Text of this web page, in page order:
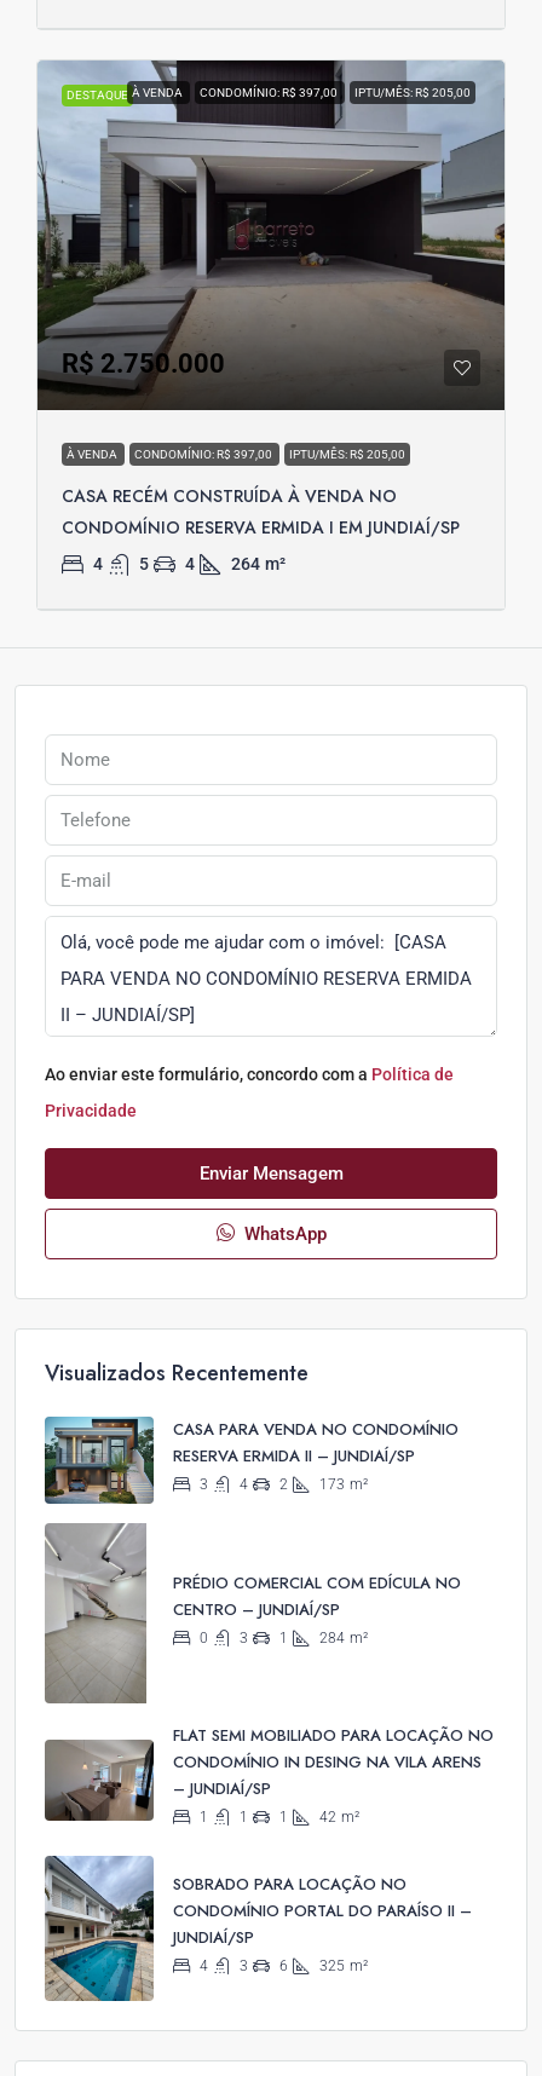
DESTAQUE À VENDA CONDOMÍNIO: R$ 397,00 IPTU/MÊS: R$ 205,00
R$ 2.750.000
À VENDA CONDOMÍNIO: R$ 397,00 IPTU/MÊS: R$ 205,00
CASA RECÉM CONSTRUÍDA À VENDA NO
CONDOMÍNIO RESERVA ERMIDA I EM JUNDIAÍ/SP
4 5 4 264 m²
Ao enviar este formulário, concordo com a Política de
Privacidade
Enviar Mensagem
WhatsApp
Visualizados Recentemente
CASA PARA VENDA NO CONDOMÍNIO
RESERVA ERMIDA II – JUNDIAÍ/SP
3 4 2 173 m²
PRÉDIO COMERCIAL COM EDÍCULA NO
CENTRO – JUNDIAÍ/SP
0 3 1 284 m²
FLAT SEMI MOBILIADO PARA LOCAÇÃO NO
CONDOMÍNIO IN DESING NA VILA ARENS
– JUNDIAÍ/SP
1 1 1 42 m²
SOBRADO PARA LOCAÇÃO NO
CONDOMÍNIO PORTAL DO PARAÍSO II –
JUNDIAÍ/SP
4 3 6 325 m²